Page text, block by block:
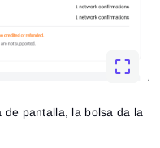
pantalla, la bolsa da la